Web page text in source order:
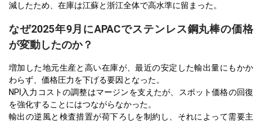
減したため、在庫は江蘇と浙江全体で高水準に留まった。
なぜ2025年9月にAPACでステンレス鋼丸棒の価格
が変動したのか？
増加した地元生産と高い在庫が、最近の安定した輸出量にもかか
わらず、価格圧力を下げる要因となった。
NPI入力コストの調整はマージンを支えたが、スポット価格の回復
を強化することにはつながらなかった。
輸出の逆風と検査措置が荷下ろしを制約し、それによって需要主